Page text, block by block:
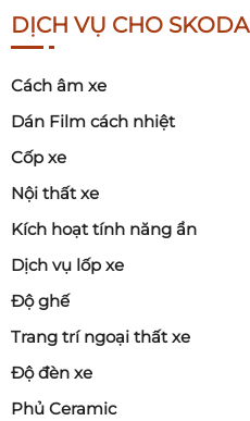
DỊCH VỤ CHO SKODA
Cách âm xe
Dán Film cách nhiệt
Cốp xe
Nội thất xe
Kích hoạt tính năng ẩn
Dịch vụ lốp xe
Độ ghế
Trang trí ngoại thất xe
Độ đèn xe
Phủ Ceramic